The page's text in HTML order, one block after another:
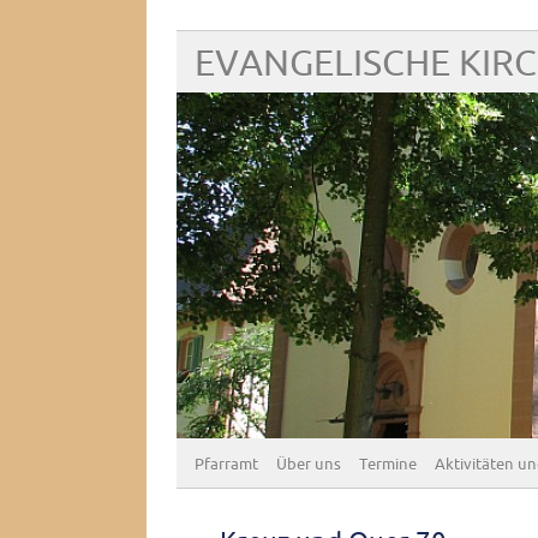
EVANGELISCHE
Pfarramt Über uns Termine Aktivitäten